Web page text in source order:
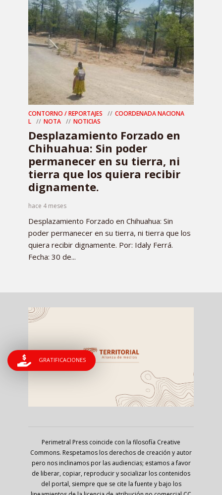
CONTORNO / REPORTAJES
COORDENADA NACIONA
L
NOTA NOTICIAS
Desplazamiento Forzado en
Chihuahua: Sin poder
permanecer en su tierra, ni
tierra que los quiera recibir
dignamente.
hace 4 meses
Desplazamiento Forzado en Chihuahua: Sin
poder permanecer en su tierra, ni tierra que los
quiera recibir dignamente. Por: Idaly Ferrá.
Fecha: 30 de...
Perimetral Press coincide con la filosofía Creative
Commons. Respetamos los derechos de creación y autor
pero nos inclinamos por las audiencias; estamos a favor
de liberar, copiar, reproducir y socializar los contenidos
del portal, siempre que se cite la fuente y bajo los
GRATIFICACIONES